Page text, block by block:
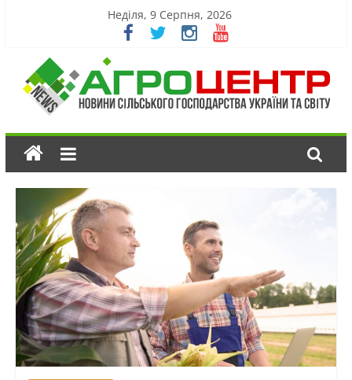
Неділя, 9 Серпня, 2026